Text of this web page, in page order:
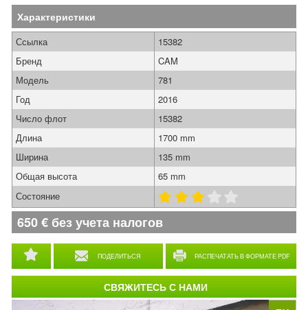
Характеристики
ПОДЕЛИТЬСЯ РАСПЕЧАТАТЬ В ФОРМАТЕ PDF
Ссылка
15382
Бренд
CAM
Модель
781
Год
2016
Число флот
15382
Длина
1700 mm
Ширина
135 mm
Общая высота
65 mm
Состояние
650€ без учета налогов
СВЯЖИТЕСЬ С НАМИ